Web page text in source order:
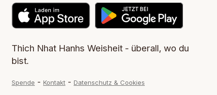
Thich Nhat Hanhs Weisheit - überall, wo du
bist.
Spende - Kontakt - Datenschutz & Cookies